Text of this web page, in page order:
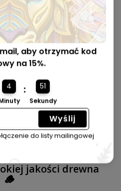
jakości drewna
🪵
aby otrzymać kod
na 15%.
4 : 50
Sekundy
Wyślij
do listy mailingowej